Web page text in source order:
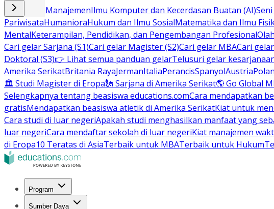
Bisnis dan ManajemenIlmu Komputer dan Kecerdasan Buatan (AI)
PariwisataHumanioraHukum dan Ilmu SosialMatematika dan Ilmu
MentalKeterampilan, Pendidikan, dan Pengembangan Profesional
Cari gelar Sarjana (S1)Cari gelar Magister (S2)Cari gelar MBACari
Doktoral (S3)👉 Lihat semua panduan gelarTelusuri gelar
Amerika SerikatBritania RayaJermanItaliaPerancisSpanyolAustria
🏛 Studi Magister di Eropa🗽 Sarjana di Amerika Serikat🌎 Go Global
Selengkapnya tentang beasiswa educations.comCara mendapatkan
gratisMendapatkan beasiswa atletik di Amerika SerikatKiat untuk
Cara studi di luar negeriApakah studi menghasilkan manfaat yang
luar negeriCara mendaftar sekolah di luar negeriKiat manajemen
di Eropa10 Teratas di AsiaTerbaik untuk MBATerbaik untuk Hukum
Program
Sumber Daya